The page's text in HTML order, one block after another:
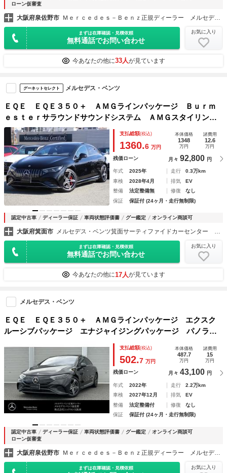
ローン仮審査
大阪府泉佐野市 Ｍｅｒｃｅｄｅｓ－Ｂｅｎｚ正規ディーラー メルセデス・ベンツ泉佐野
まずは在庫確認・見積依頼
無料通話でお問い合わせ
お気に入り
今あなたの他に33人が見ています
グーネットセレクト メルセデス・ベンツ
ＥＱＥ ＥＱＥ３５０＋ ＡＭＧラインパッケージ Ｂｕｒｍ
ｅｓｔｅｒサラウンドサウンドシステム ＡＭＧスタイリング
パッケージ 急速充電 ２４時間通報システム ３６０度カメ
ラシステム パノラミックスライディングルーフ ステアリン
グヒーター
支払総額(税込)
1360.6 万円
本体価格
1348
万円
諸費用
12.6
万円
残価ローン 月々 92,800 円
年式 2025年 走行
0.3万km
車検
2028年4月 排気
EV
整備
法定整備無 修復
なし
保証
保証付 (24ヶ月・走行無制限)
認定中古車 ディーラー保証 車両状態評価書 グー鑑定 オンライン商談可
大阪府箕面市 メルセデス・ベンツ箕面サーティファイドカーセンター （株）シュテルン近鉄
まずは在庫確認・見積依頼
無料通話でお問い合わせ
お気に入り
今あなたの他に17人が見ています
メルセデス・ベンツ
ＥＱＥ ＥＱＥ３５０＋ ＡＭＧラインパッケージ エクスク
ルーシブパッケージ エナジャイジングパッケージ パノラミ
ックスライディングルーフ リアアクスルステアリング ブル
メスター エアバランスパッケージ 本革シート＆ヒーター
ベンチレーター
支払総額(税込)
502.7 万円
本体価格
487.7
万円
諸費用
15
万円
残価ローン 月々 43,100 円
年式 2022年 走行
2.2万km
車検
2027年12月 排気
EV
整備
法定整備付 修復
なし
保証
保証付 (24ヶ月・走行無制限)
認定中古車 ディーラー保証 車両状態評価書 グー鑑定
オンライン商談可
ローン仮審査
大阪府泉佐野市 Ｍｅｒｃｅｄｅｓ－Ｂｅｎｚ正規ディーラー メルセデス・ベンツ泉佐野
まずは在庫確認・見積依頼 お気に入り